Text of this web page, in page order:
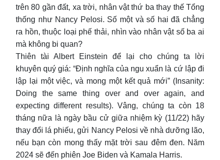
trên 80 gần đất, xa trời, nhân vật thứ ba thay thế Tổng
thống như Nancy Pelosi. Số một và số hai đã chẳng
ra hồn, thuộc loại phế thải, nhìn vào nhân vật số ba ai
mà không bi quan?
Thiên tài Albert Einstein để lại cho chúng ta lời
khuyên quý giá: “Định nghĩa của ngu xuẩn là cứ lập đi
lập lại một việc, và mong một kết quả mới” (Insanity:
Doing the same thing over and over again, and
expecting different results). Vâng, chúng ta còn 18
tháng nữa là ngày bầu cử giữa nhiệm kỳ (11/22) hãy
thay đổi lá phiếu, gửi Nancy Pelosi về nhà dưỡng lão,
nếu bạn còn mong thấy mặt trời sau đêm đen. Năm
2024 sẽ đến phiên Joe Biden và Kamala Harris.